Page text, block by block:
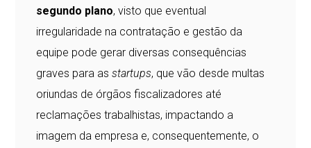
segundo plano, visto que eventual
irregularidade na contratação e gestão da
equipe pode gerar diversas consequências
graves para asstartups, que vão desde multas
oriundas de órgãos fiscalizadores até
reclamações trabalhistas, impactando a
imagem da empresa e, consequentemente, o